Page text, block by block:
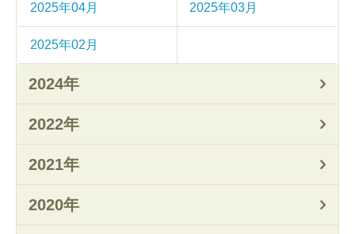
2025年04月 2025年03月
2025年02月
2024年
2022年
2021年
2020年